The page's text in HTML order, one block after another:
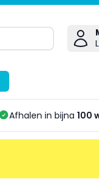
Afhalen in bijna 100